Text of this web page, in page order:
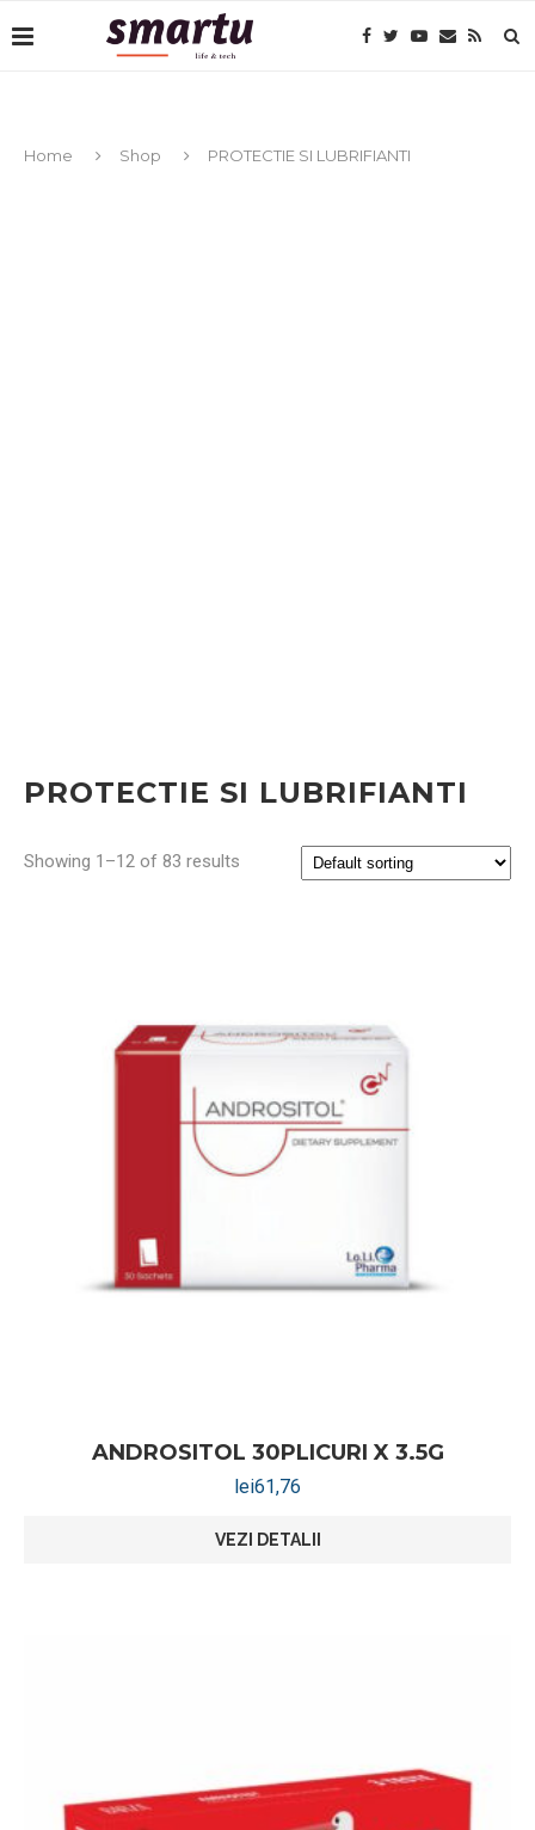
Home Shop PROTECTIE SI LUBRIFIANTI
PROTECTIE SI LUBRIFIANTI
Showing 1–12 of 83 results
ANDROSITOL 30PLICURI X 3.5G
lei61,76
VEZI DETALII